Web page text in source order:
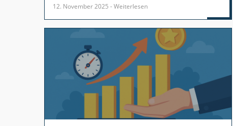
12. November 2025 - Weiterlesen